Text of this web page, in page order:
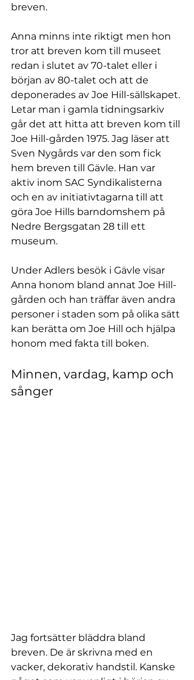
breven.
Anna minns inte riktigt men hon
tror att breven kom till museet
redan i slutet av 70-talet eller i
början av 80-talet och att de
deponerades av Joe Hill-sällskapet.
Letar man i gamla tidningsarkiv
går det att hitta att breven kom till
Joe Hill-gården 1975. Jag läser att
Sven Nygårds var den som fick
hem breven till Gävle. Han var
aktiv inom SAC Syndikalisterna
och en av initiativtagarna till att
göra Joe Hills barndomshem på
Nedre Bergsgatan 28 till ett
museum.
Under Adlers besök i Gävle visar
Anna honom bland annat Joe Hill-
gården och han träffar även andra
personer i staden som på olika sätt
kan berätta om Joe Hill och hjälpa
honom med fakta till boken.
Minnen, vardag, kamp och
sånger
Jag fortsätter bläddra bland
breven. De är skrivna med en
vacker, dekorativ handstil. Kanske